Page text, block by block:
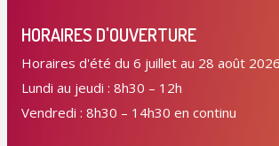
HORAIRES D'OUVERTURE
Horaires d'été du 6 juillet au 28 août 2026
Lundi au jeudi : 8h30 – 12h
Vendredi : 8h30 – 14h30 en continu